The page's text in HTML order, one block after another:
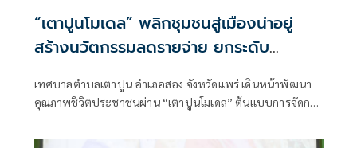
“เตาปูนโมเดล” พลิกชุมชนสู่เมืองน่าอยู่
สร้างนวัตกรรมลดรายจ่าย ยกระดับ
เทศบาลตำบลเตาปูน อำเภอสอง จังหวัดแพร่ เดินหน้าพัฒนา
คุณภาพชีวิตประชาชนผ่าน “เตาปูนโมเดล” ต้นแบบการจัดการ